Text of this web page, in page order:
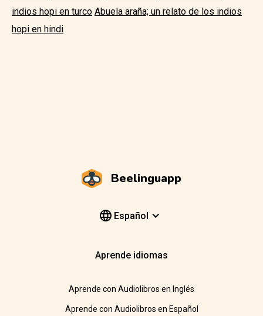
indios hopi en turco Abuela araña; un relato de los indios
hopi en hindi
Beelinguapp
Español
Aprende idiomas
Aprende con Audiolibros en Inglés
Aprende con Audiolibros en Español